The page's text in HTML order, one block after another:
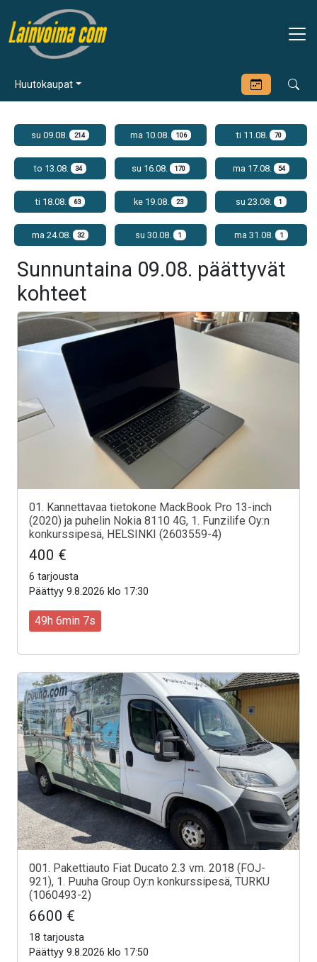
Huutokaupat
su 09.08. 214 ma 10.08. 106 ti 11.08. 70
to 13.08. 34 su 16.08. 170 ma 17.08. 54
ti 18.08. 63 ke 19.08. 23 su 23.08. 1
ma 24.08. 32 su 30.08. 1 ma 31.08. 1
Sunnuntaina 09.08. päättyvät
kohteet
01. Kannettavaa tietokone MackBook Pro 13-inch
(2020) ja puhelin Nokia 8110 4G, 1. Funzilife Oy:n
konkurssipesä, HELSINKI (2603559-4)
400 €
6 tarjousta
Päättyy 9.8.2026 klo 17:30
49h 6min 5s
001. Pakettiauto Fiat Ducato 2.3 vm. 2018 (FOJ-
921), 1. Puuha Group Oy:n konkurssipesä, TURKU
(1060493-2)
6600 €
18 tarjousta
Päättyy 9.8.2026 klo 17:50